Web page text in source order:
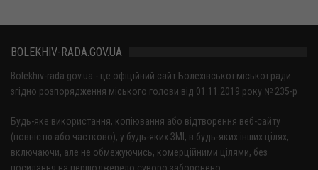
BOLEKHIV-RADA.GOV.UA
Bolekhiv-rada.gov.ua - це офіційний сайт Болехівської міської ради
згідно розпорядження міського голови від 01.11.2019 року № 235-р
Будь-яке використання, копіювання або відтворення веб-сайту
(повністю або частково), у будь-яких ЗМІ, в будь-яких інших цілях,
включаючи, але не обмежуючись, комерційними цілями, без